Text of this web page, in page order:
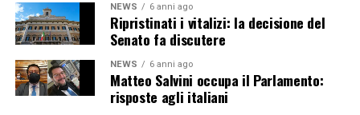
NEWS 6 anni ago
Ripristinati i vitalizi: la decisione del
Senato fa discutere
NEWS 6 anni ago
Matteo Salvini occupa il Parlamento:
risposte agli italiani